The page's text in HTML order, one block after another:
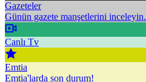
Gazeteler
Günün gazete manşetlerini inceleyin.
Canlı Tv
Emtia
Emtia'larda son durum!